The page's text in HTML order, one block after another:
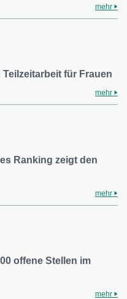
mehr
für Frauen
mehr
Ranking zeigt den
mehr
offene Stellen im
mehr